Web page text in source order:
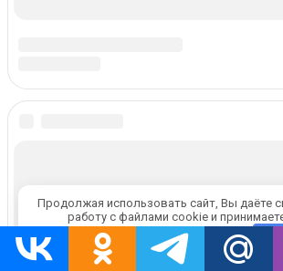
Продолжая использовать сайт, Вы даёте
работу с файлами cookie и
конфиденциальности.